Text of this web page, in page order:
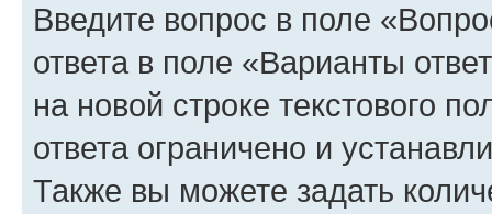
Введите вопрос в поле
ответа в поле «Варианты
на новой строке текстового
ответа ограничено и
Также вы можете задать